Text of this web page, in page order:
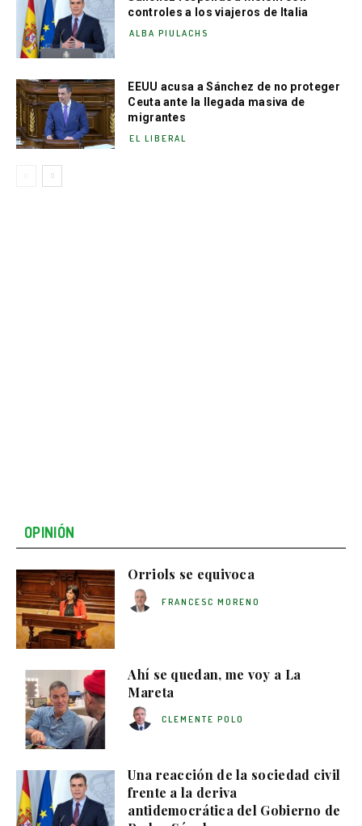
controles a los viajeros de Italia
ALBA PIULACHS
EEUU acusa a Sánchez de no proteger
Ceuta ante la llegada masiva de
migrantes
EL LIBERAL
OPINIÓN
Orriols se equivoca
FRANCESC MORENO
Ahí se quedan, me voy a La
Mareta
CLEMENTE POLO
Una reacción de la sociedad civil
frente a la deriva
antidemocrática del Gobierno de